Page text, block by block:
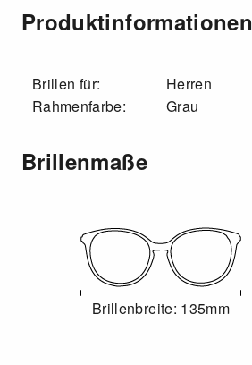
Produktinformationen
Brillen für:
Herren
Rahmenfarbe:
Grau
Brillenmaße
Brillenbreite: 135mm